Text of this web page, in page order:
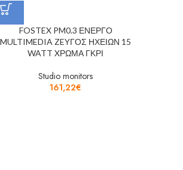
FOSTEX PM0.3 ΕΝΕΡΓΟ
MULTIMEDIA ZEYΓΟΣ ΗΧΕΙΩΝ 15
WATT XΡΩΜΑ ΓΚΡΙ
Studio monitors
161,22€